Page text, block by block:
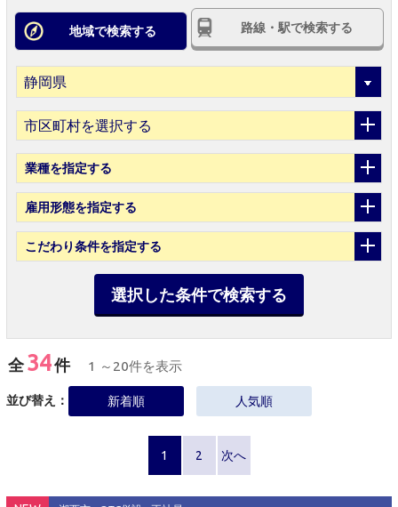
地域で検索する 路線・駅で検索する
市区町村を選択する
業種を指定する
雇用形態を指定する
こだわり条件を指定する
選択した条件で検索する
全34件 1 ～20件を表示
並び替え： 新着順 人気順
1 2 次へ